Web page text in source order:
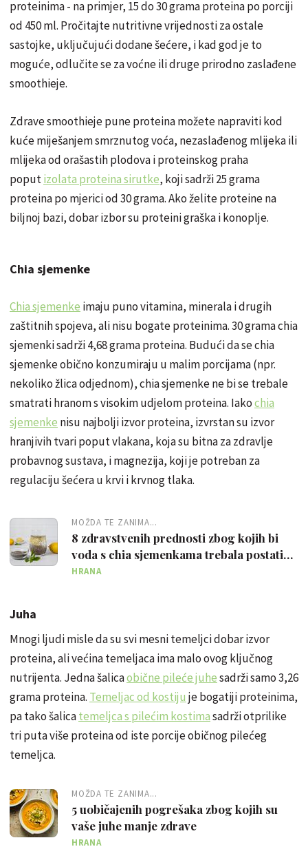
proteinima - na primjer, 15 do 30 grama proteina po porciji
od 450 ml. Pročitajte nutritivne vrijednosti za ostale
sastojke, uključujući dodane šećere, i kad god je to
moguće, odlučite se za voćne ili druge prirodno zaslađene
smoothieje.
Zdrave smoothieje pune proteina možete napraviti kod
kuće miješanjem smrznutog voća, nezaslađenog mlijeka ili
mlijeka od orašastih plodova i proteinskog praha
poputizolata proteina sirutke, koji sadrži 25 grama
proteina po mjerici od 30 grama. Ako želite proteine na
biljnoj bazi, dobar izbor su proteini graška i konoplje.
Chia sjemenke
Chia sjemenke imaju puno vitamina, minerala i drugih
zaštitnih spojeva, ali nisu bogate proteinima. 30 grama chia
sjemenki sadrži 4,68 grama proteina. Budući da se chia
sjemenke obično konzumiraju u malim porcijama (npr.
nekoliko žlica odjednom), chia sjemenke ne bi se trebale
smatrati hranom s visokim udjelom proteina. Iakochia
sjemenke nisu najbolji izvor proteina, izvrstan su izvor
hranjivih tvari poput vlakana, koja su bitna za zdravlje
probavnog sustava, i magnezija, koji je potreban za
regulaciju šećera u krvi i krvnog tlaka.
MOŽDA TE ZANIMA...
8 zdravstvenih prednosti zbog kojih bi
voda s chia sjemenkama trebala postati
vaš jutarnji ritual
HRANA
Juha
Mnogi ljudi misle da su svi mesni temeljci dobar izvor
proteina, ali većina temeljaca ima malo ovog ključnog
nutrijenta. Jedna šalicaobične pileće juhesadrži samo 3,26
grama proteina. Temeljac od kostiju je bogatiji proteinima,
pa tako šalicatemeljca s pilećim kostimasadrži otprilike
tri puta više proteina od iste porcije običnog pilećeg
temeljca.
MOŽDA TE ZANIMA...
5 uobičajenih pogrešaka zbog kojih su
vaše juhe manje zdrave
HRANA